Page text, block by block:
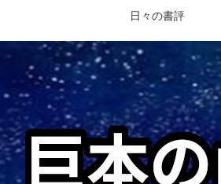
日々の書評